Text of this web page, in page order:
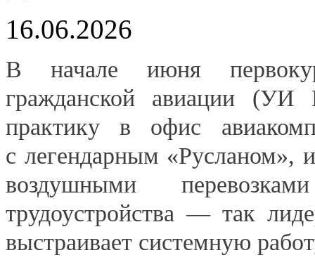
16.06.2026
В начале июня
гражданской авиации
практику в офис
с легендарным «Русланом»,
воздушными
трудоустройства — так
выстраивает системную